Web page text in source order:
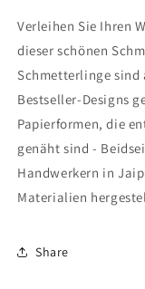
Verleihen Sie Ihren
dieser schönen
Schmetterlinge sind
Bestseller-Designs
Papierformen, die
genäht sind -
Handwerkern in
Materialien
Share